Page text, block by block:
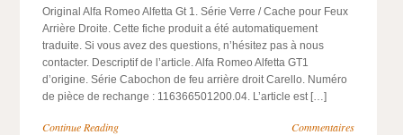
Original Alfa Romeo Alfetta Gt 1. Série Verre / Cache pour Feux
Arrière Droite. Cette fiche produit a été automatiquement
traduite. Si vous avez des questions, n’hésitez pas à nous
contacter. Descriptif de l’article. Alfa Romeo Alfetta GT1
d’origine. Série Cabochon de feu arrière droit Carello. Numéro
de pièce de rechange : 116366501200.04. L’article est […]
Continue Reading
Commentaires